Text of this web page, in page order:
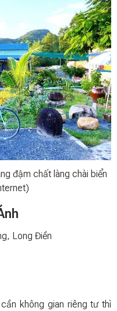
đậm chất làng chài biển
Long Điền
không gian riêng tư thì